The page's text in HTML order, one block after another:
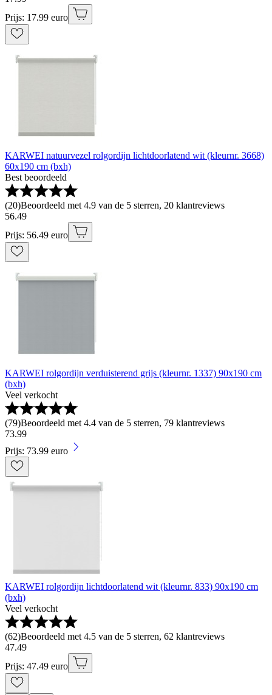
Prijs: 17.99 euro
KARWEI natuurvezel rolgordijn lichtdoorlatend wit (kleurnr. 3668)
60x190 cm (bxh)
Best beoordeeld
(20)Beoordeeld met 4.9 van de 5 sterren, 20 klantreviews
56.49
Prijs: 56.49 euro
KARWEI rolgordijn verduisterend grijs (kleurnr. 1337) 90x190 cm
(bxh)
Veel verkocht
(79)Beoordeeld met 4.4 van de 5 sterren, 79 klantreviews
73.99
Prijs: 73.99 euro
KARWEI rolgordijn lichtdoorlatend wit (kleurnr. 833) 90x190 cm
(bxh)
Veel verkocht
(62)Beoordeeld met 4.5 van de 5 sterren, 62 klantreviews
47.49
Prijs: 47.49 euro